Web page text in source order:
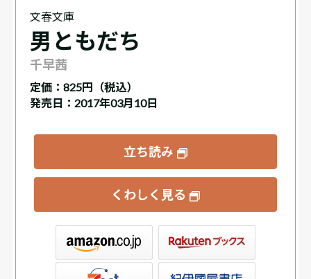
文春文庫
男ともだち
千早茜
定価： 825円（税込）
発売日：2017年03月10日
立ち読み
くわしく見る
書店ウェブストア